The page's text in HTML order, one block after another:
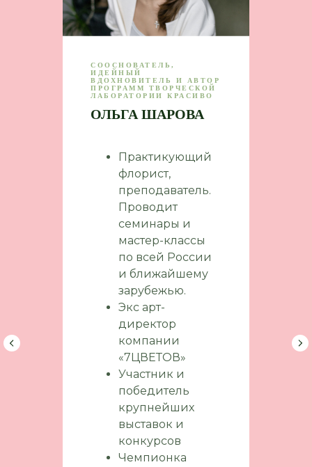
СООСНОВАТЕЛЬ,
ИДЕЙНЫЙ
ВДОХНОВИТЕЛЬ И АВТОР
ПРОГРАММ ТВОРЧЕСКОЙ
ЛАБОРАТОРИИ КРАСИВО
ОЛЬГА ШАРОВА
Практикующий
флорист,
преподаватель.
Проводит
семинары и
мастер-классы
по всей России
и ближайшему
зарубежью.
Экс арт-
директор
компании
«7ЦВЕТОВ»
Участник и
победитель
крупнейших
выставок и
конкурсов
Чемпионка